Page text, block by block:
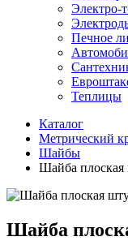
Электро-
Печное
Теплицы
Каталог
Метрический
Шайбы
Шайба плоская
Шайба